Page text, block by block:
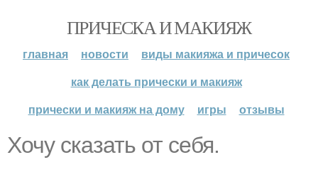
ПРИЧЕСКА И МАКИЯЖ
главная новости
виды макияжа и причесок
как делать прически и макияж
прически и макияж на дому
игры отзывы
Хочу сказать от себя.